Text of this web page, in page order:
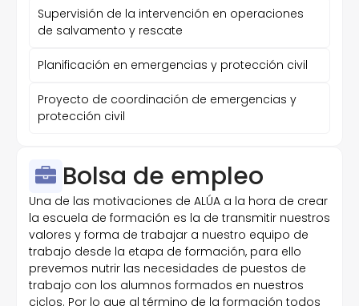
Supervisión de la intervención en operaciones
de salvamento y rescate
Planificación en emergencias y protección civil
Proyecto de coordinación de emergencias y
protección civil
Bolsa de empleo
Una de las motivaciones de ALÚA a la hora de crear
la escuela de formación es la de transmitir nuestros
valores y forma de trabajar a nuestro equipo de
trabajo desde la etapa de formación, para ello
prevemos nutrir las necesidades de puestos de
trabajo con los alumnos formados en nuestros
ciclos. Por lo que al término de la formación todos